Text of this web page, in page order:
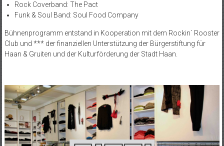
Rock Coverband: The Pact
Funk & Soul Band: Soul Food Company
Bühnenprogramm entstand in Kooperation mit dem Rockin` Rooster
Club und *** der finanziellen Unterstützung der Bürgerstiftung für
Haan & Gruiten und der Kulturförderung der Stadt Haan.